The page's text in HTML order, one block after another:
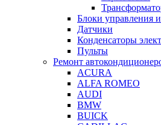
Блоки управления
Датчики
Конденсаторы
Пульты
Ремонт
ACURA
ALFA ROMEO
AUDI
BMW
BUICK